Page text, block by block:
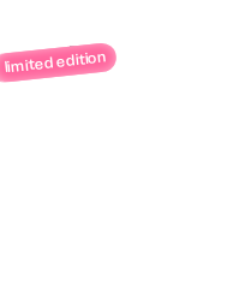
limited edition